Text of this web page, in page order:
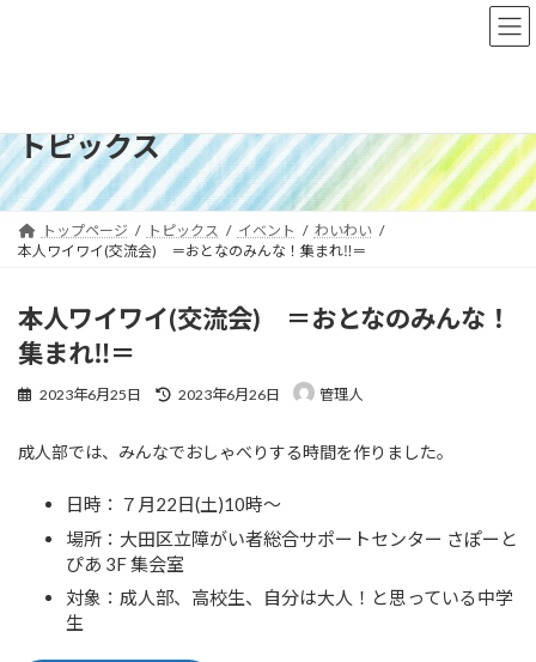
へ
ス
キ
ッ
ョ
ン
に
移
トピックス
トップページ トピックス イベント
わいわい
本人ワイワイ(交流会) ＝おとなのみんな！集まれ‼＝
本人ワイワイ(交流会) ＝おとなのみんな！
集まれ‼＝
2023年6月25日
最
新
時
:
2023年6月26日 管理人
成人部では、みんなでおしゃべりする時間を作りました。
日時：７月22日(土)10時〜
場所：大田区立障がい者総合サポートセンター さぽーと
ぴあ 3F 集会室
対象：成人部、高校生、自分は大人！と思っている中学
生